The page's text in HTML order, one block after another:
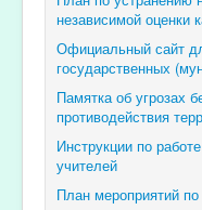
независимой оценки
Официальный сайт
государственных
Памятка об угрозах
противодействия
Инструкции по
учителей
План мероприятий